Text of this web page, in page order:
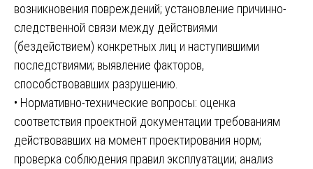
возникновения повреждений; установление причинно-
следственной связи между действиями
(бездействием) конкретных лиц и наступившими
последствиями; выявление факторов,
способствовавших разрушению.
• Нормативно-технические вопросы: оценка
соответствия проектной документации требованиям
действовавших на момент проектирования норм;
проверка соблюдения правил эксплуатации; анализ